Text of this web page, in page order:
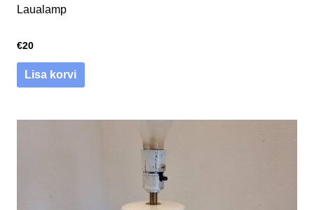
Laualamp
€20
Lisa korvi